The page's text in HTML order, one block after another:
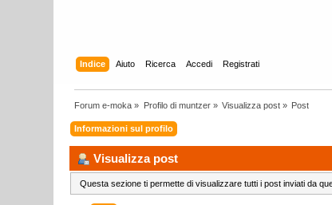
Indice Aiuto Ricerca Accedi Registrati
Forum e-moka » Profilo di muntzer» Visualizza post » Post
Informazioni sul profilo
Visualizza post
Questa sezione ti permette di visualizzare tutti i post inviati da